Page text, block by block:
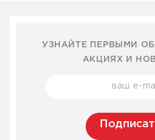
УЗНАЙТЕ ПЕРВЫМИ
АКЦИЯХ И